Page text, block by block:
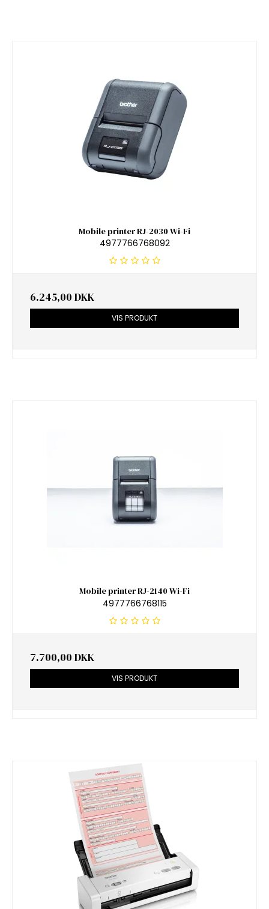
Mobile printer RJ-2030 Wi-Fi
4977766768092
6.245,00 DKK
VIS PRODUKT
Mobile printer RJ-2140 Wi-Fi
4977766768115
7.700,00 DKK
VIS PRODUKT